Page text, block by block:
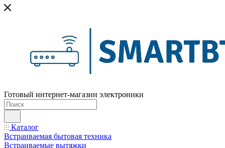
Готовый интернет-магазин электроники
Каталог
Встраиваемая бытовая техника
Встраиваемые вытяжки